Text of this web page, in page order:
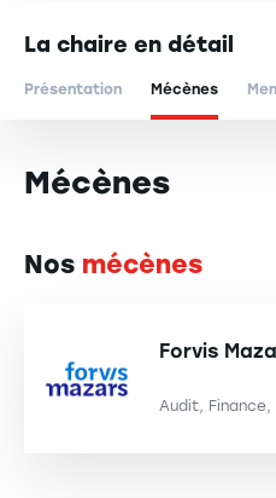
La chaire en détail
Présentation Mécènes
Mécènes
Nos mécènes
Forvis
Audit,